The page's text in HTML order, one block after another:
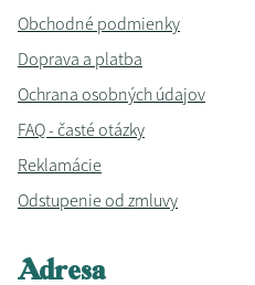
Obchodné podmienky
Doprava a platba
Ochrana osobných údajov
FAQ - časté otázky
Reklamácie
Odstupenie od zmluvy
Adresa